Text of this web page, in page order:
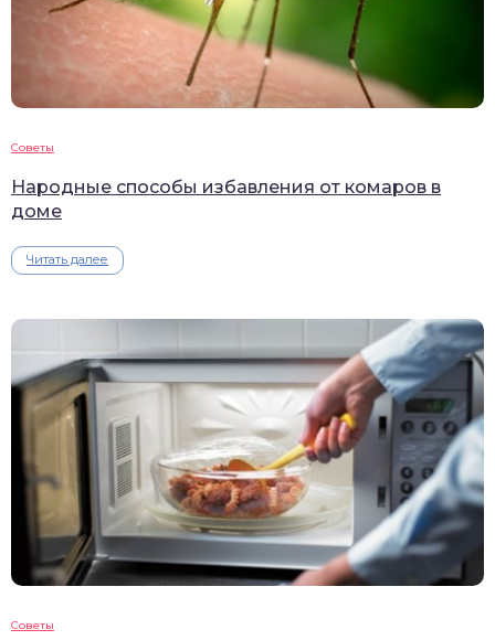
Советы
Народные способы избавления от комаров в
доме
Читать далее
Советы